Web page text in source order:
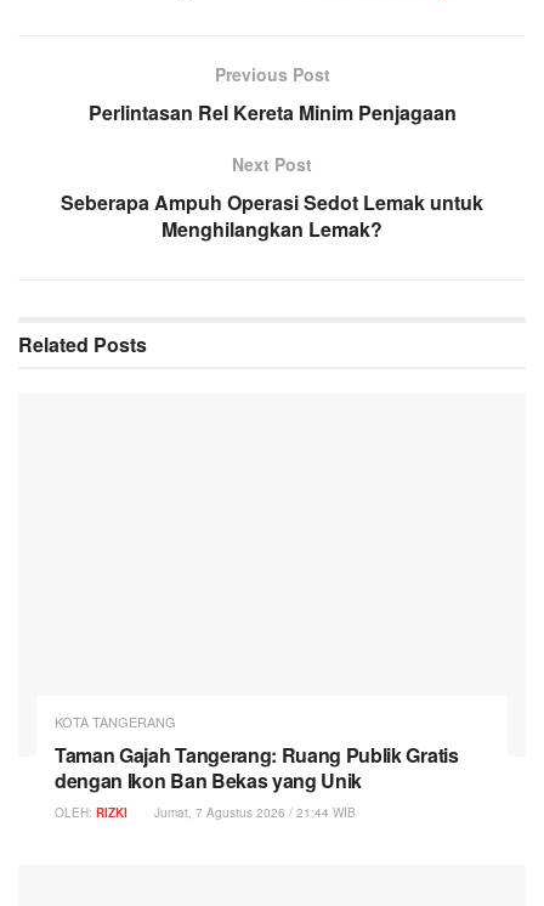
Previous Post
Perlintasan Rel Kereta Minim Penjagaan
Next Post
Seberapa Ampuh Operasi Sedot Lemak untuk
Menghilangkan Lemak?
Related Posts
KOTA TANGERANG
Taman Gajah Tangerang: Ruang Publik Gratis
dengan Ikon Ban Bekas yang Unik
OLEH: RIZKI Jumat, 7 Agustus 2026 / 21:44 WIB